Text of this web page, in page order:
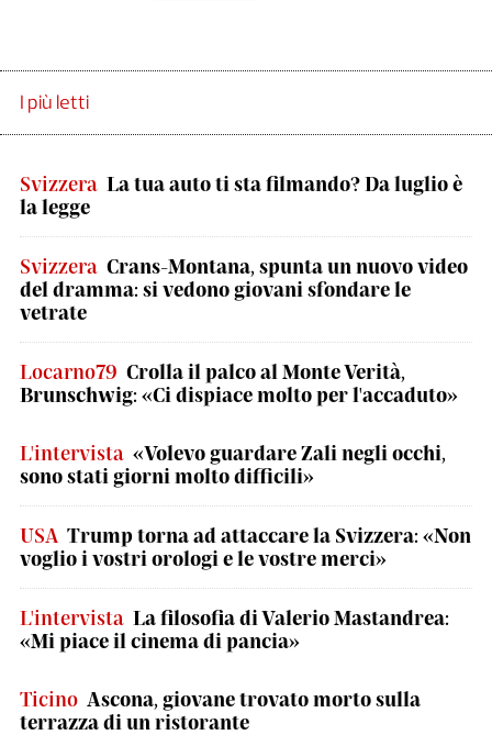
I più letti
Svizzera La tua auto ti sta filmando? Da luglio è
la legge
Svizzera Crans-Montana, spunta un nuovo video
del dramma: si vedono giovani sfondare le
vetrate
Locarno79 Crolla il palco al Monte Verità,
Brunschwig: «Ci dispiace molto per l'accaduto»
L'intervista «Volevo guardare Zali negli occhi,
sono stati giorni molto difficili»
USA Trump torna ad attaccare la Svizzera: «Non
voglio i vostri orologi e le vostre merci»
L'intervista La filosofia di Valerio Mastandrea:
«Mi piace il cinema di pancia»
Ticino Ascona, giovane trovato morto sulla
terrazza di un ristorante